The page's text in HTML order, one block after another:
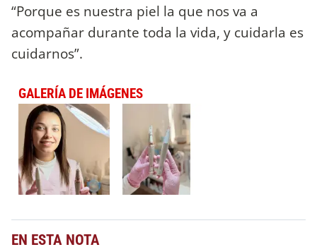
“Porque es nuestra piel la que nos va a
acompañar durante toda la vida, y cuidarla es
cuidarnos”.
GALERÍA DE IMÁGENES
EN ESTA NOTA